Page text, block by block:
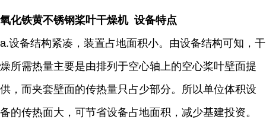
氧化铁黄不锈钢桨叶干燥机 设备特点
a.设备结构紧凑，装置占地面积小。由设备结构可知，干
燥所需热量主要是由排列于空心轴上的空心桨叶壁面提
供，而夹套壁面的传热量只占少部分。所以单位体积设
备的传热面大，可节省设备占地面积，减少基建投资。